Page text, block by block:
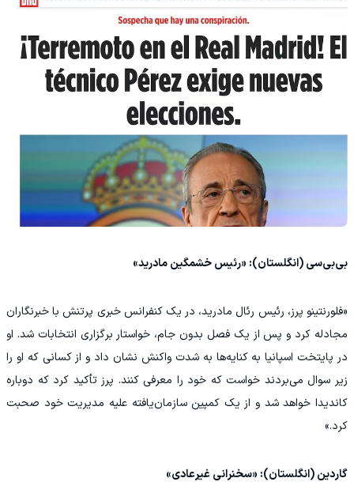
بی‌بی‌سی (انگلستان): «رئیس خشمگین مادرید»
«فلورنتینو پرز، رئیس رئال مادرید، در یک کنفرانس خبری پرتنش با خبرنگاران
مجادله کرد و پس از یک فصل بدون جام، خواستار برگزاری انتخابات شد. او
در پایتخت اسپانیا به کنایه‌ها به شدت واکنش نشان داد و از کسانی که او را
زیر سوال می‌بردند خواست که خود را معرفی کنند. پرز تأکید کرد که دوباره
کاندیدا خواهد شد و از یک کمپین سازمان‌یافته علیه مدیریت خود صحبت
کرد.»
گاردین (انگلستان): «سخنرانی غیرعادی»